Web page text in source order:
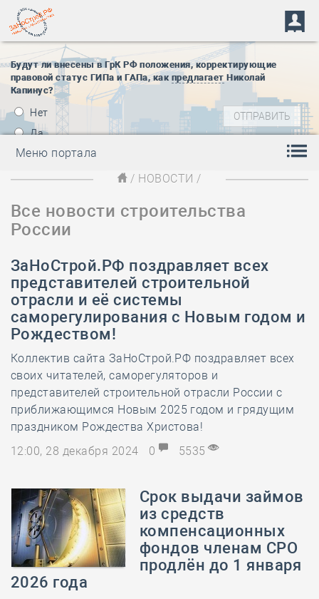
Будут ли внесены в ГрК РФ положения, корректирующие
правовой статус ГИПа и ГАПа, как предлагает Николай
Капинус?
Нет
Да
Меню портала
/ НОВОСТИ /
Все новости строительства
России
ЗаНоСтрой.РФ поздравляет всех
представителей строительной
отрасли и её системы
саморегулирования с Новым годом и
Рождеством!
Коллектив сайта ЗаНоСтрой.РФ поздравляет всех
своих читателей, саморегуляторов и
представителей строительной отрасли России с
приближающимся Новым 2025 годом и грядущим
праздником Рождества Христова!
12:00, 28 декабря 2024
0 5535
Срок выдачи займов
из средств
компенсационных
фондов членам СРО
продлён до 1 января
2026 года